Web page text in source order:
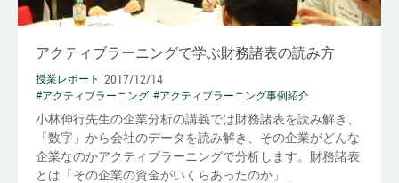
アクティブラーニングで学ぶ財務諸表の読み方
授業レポート 2017/12/14
#アクティブラーニング #アクティブラーニング事例紹介
小林伸行先生の企業分析の講義では財務諸表を読み解き、
「数字」から会社のデータを読み解き、その企業がどんな
企業なのかアクティブラーニングで分析します。財務諸表
とは「その企業の資金がいくらあったのか」...